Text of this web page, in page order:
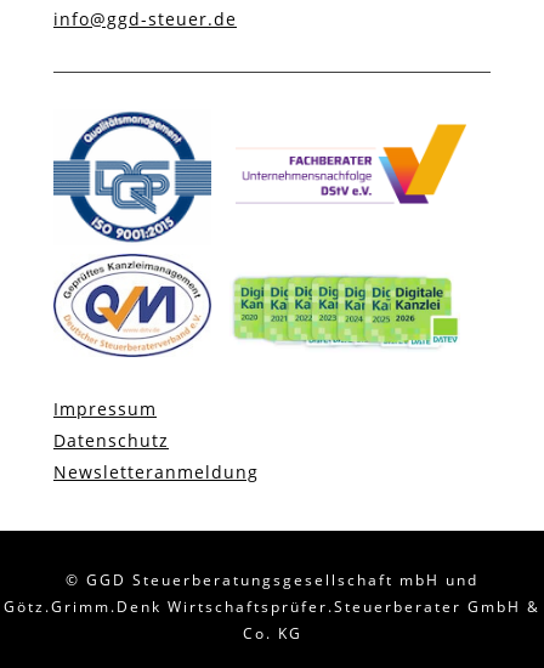
info@ggd-steuer.de
Impressum
Datenschutz
Newsletteranmeldung
© GGD Steuerberatungsgesellschaft mbH und
Götz.Grimm.Denk Wirtschaftsprüfer.Steuerberater GmbH &
Co. KG